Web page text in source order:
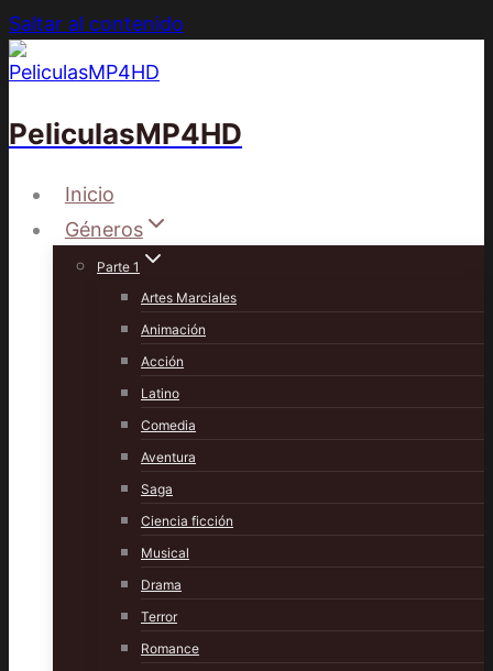
Saltar al contenido
PeliculasMP4HD
Inicio
Géneros
Parte 1
Artes Marciales
Animación
Acción
Latino
Comedia
Aventura
Saga
Ciencia ficción
Musical
Drama
Terror
Romance